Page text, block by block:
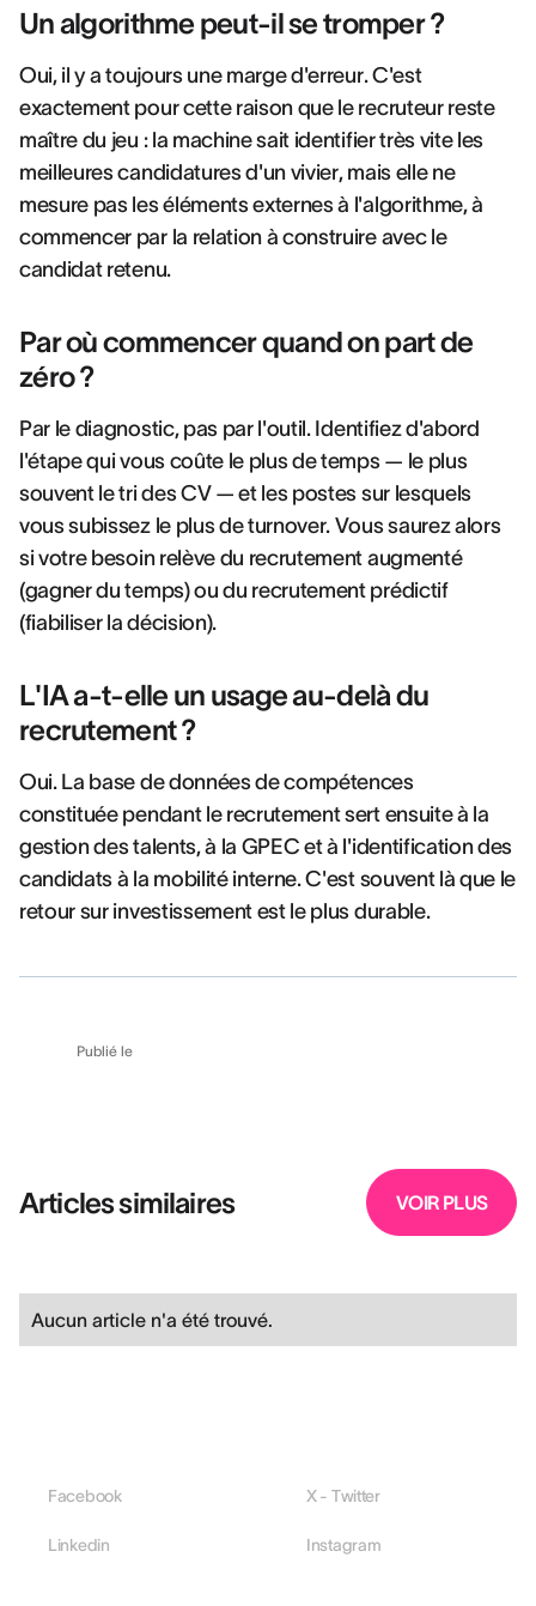
Un algorithme peut-il se tromper ?
Oui, il y a toujours une marge d'erreur. C'est
exactement pour cette raison que le recruteur reste
maître du jeu : la machine sait identifier très vite les
meilleures candidatures d'un vivier, mais elle ne
mesure pas les éléments externes à l'algorithme, à
commencer par la relation à construire avec le
candidat retenu.
Par où commencer quand on part de
zéro ?
Par le diagnostic, pas par l'outil. Identifiez d'abord
l'étape qui vous coûte le plus de temps — le plus
souvent le tri des CV — et les postes sur lesquels
vous subissez le plus de turnover. Vous saurez alors
si votre besoin relève du recrutement augmenté
(gagner du temps) ou du recrutement prédictif
(fiabiliser la décision).
L'IA a-t-elle un usage au-delà du
recrutement ?
Oui. La base de données de compétences
constituée pendant le recrutement sert ensuite à la
gestion des talents, à la GPEC et à l'identification des
candidats à la mobilité interne. C'est souvent là que le
retour sur investissement est le plus durable.
Publié le
Articles similaires VOIR PLUS
Aucun article n'a été trouvé.
Facebook X - Twitter
Linkedin Instagram